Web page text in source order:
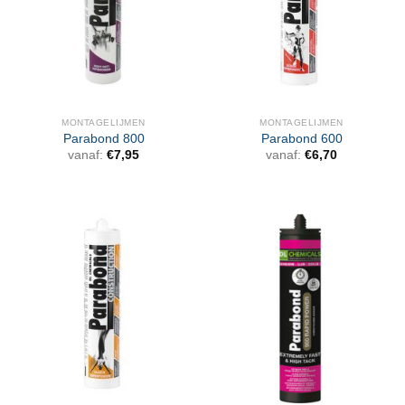
MONTAGELIJMEN
Parabond 800
vanaf: €7,95
MONTAGELIJMEN
Parabond 600
vanaf: €6,70